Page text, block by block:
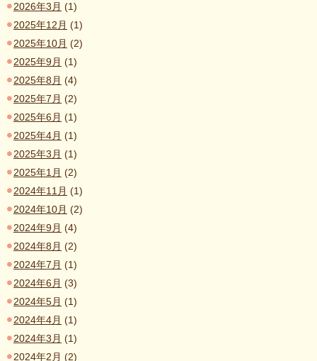
2026年3月 (1)
2025年12月 (1)
2025年10月 (2)
2025年9月 (1)
2025年8月 (4)
2025年7月 (2)
2025年6月 (1)
2025年4月 (1)
2025年3月 (1)
2025年1月 (2)
2024年11月 (1)
2024年10月 (2)
2024年9月 (4)
2024年8月 (2)
2024年7月 (1)
2024年6月 (3)
2024年5月 (1)
2024年4月 (1)
2024年3月 (1)
2024年2月 (2)